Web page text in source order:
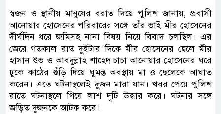
স্বজন ও স্থানীয় মানুষের বরাত দিয়ে পুলিশ জানায়, প্রবাসী
আনোয়ার হোসেনের পরিবারের সঙ্গে তাঁর ভাই মীর হোসেনের
দীর্ঘদিন ধরে জমিসহ নানা বিষয় নিয়ে বিবাদ চলছিল। এর
জেরে গতকাল রাত দুইটার দিকে মীর হোসেনের ছেলে মীর
হাসান শুভ ও আবদুল্লাহ শাহেদ চাচা আনোয়ার হোসেনের ঘরে
ঢুকে কাঠের গুঁড়ি দিয়ে ঘুমন্ত অবস্থায় মা ও ছেলেকে আঘাত
করেন। এতে ঘটনাস্থলেই দুজন মারা যান। খবর পেয়ে পুলিশ
রাতে ঘটনাস্থলে গিয়ে লাশ দুটি উদ্ধার করে। ঘটনার সঙ্গে
জড়িত দুজনকে আটক করে।